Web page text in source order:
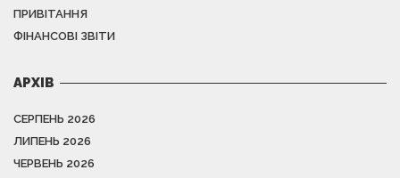
ПРИВІТАННЯ
ФІНАНСОВІ ЗВІТИ
АРХІВ
СЕРПЕНЬ 2026
ЛИПЕНЬ 2026
ЧЕРВЕНЬ 2026